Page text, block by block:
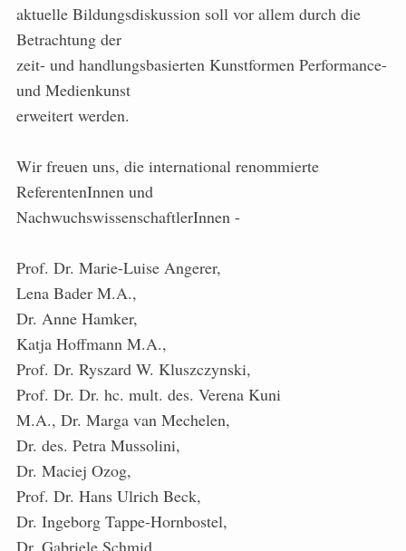
aktuelle Bildungsdiskussion soll vor allem durch die
Betrachtung der
zeit- und handlungsbasierten Kunstformen Performance-
und Medienkunst
erweitert werden.
Wir freuen uns, die international renommierte
ReferentenInnen und
NachwuchswissenschaftlerInnen -
Prof. Dr. Marie-Luise Angerer,
Lena Bader M.A.,
Dr. Anne Hamker,
Katja Hoffmann M.A.,
Prof. Dr. Ryszard W. Kluszczynski,
Prof. Dr. Dr. hc. mult. des. Verena Kuni
M.A., Dr. Marga van Mechelen,
Dr. des. Petra Mussolini,
Dr. Maciej Ozog,
Prof. Dr. Hans Ulrich Beck,
Dr. Ingeborg Tappe-Hornbostel,
Dr. Gabriele Schmid,